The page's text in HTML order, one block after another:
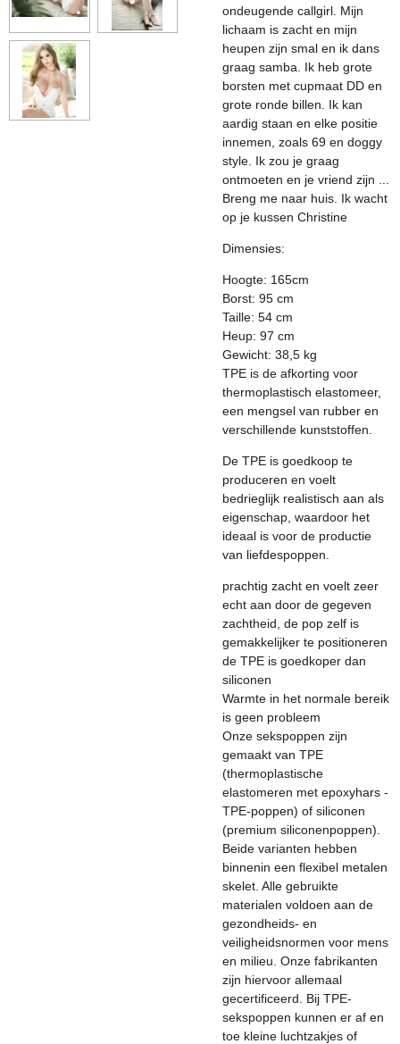
ondeugende callgirl. Mijn
lichaam is zacht en mijn
heupen zijn smal en ik dans
graag samba. Ik heb grote
borsten met cupmaat DD en
grote ronde billen. Ik kan
aardig staan ​​en elke positie
innemen, zoals 69 en doggy
style. Ik zou je graag
ontmoeten en je vriend zijn ...
Breng me naar huis. Ik wacht
op je kussen Christine
Dimensies:
Hoogte: 165cm
Borst: 95 cm
Taille: 54 cm
Heup: 97 cm
Gewicht: 38,5 kg
TPE is de afkorting voor
thermoplastisch elastomeer,
een mengsel van rubber en
verschillende kunststoffen.
De TPE is goedkoop te
produceren en voelt
bedrieglijk realistisch aan als
eigenschap, waardoor het
ideaal is voor de productie
van liefdespoppen.
prachtig zacht en voelt zeer
echt aan door de gegeven
zachtheid, de pop zelf is
gemakkelijker te positioneren
de TPE is goedkoper dan
siliconen
Warmte in het normale bereik
is geen probleem
Onze sekspoppen zijn
gemaakt van TPE
(thermoplastische
elastomeren met epoxyhars -
TPE-poppen) of siliconen
(premium siliconenpoppen).
Beide varianten hebben
binnenin een flexibel metalen
skelet. Alle gebruikte
materialen voldoen aan de
gezondheids- en
veiligheidsnormen voor mens
en milieu. Onze fabrikanten
zijn hiervoor allemaal
gecertificeerd. Bij TPE-
sekspoppen kunnen er af en
toe kleine luchtzakjes of